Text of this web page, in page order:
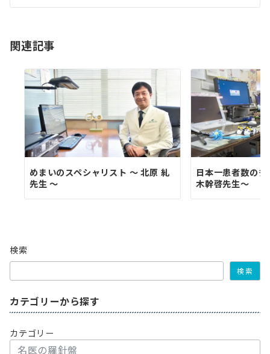
シ
ン
関連記事
めまいのスペシャリスト ～ 北原 糺
先生 ～
日本一患者数の
木幹啓先生～
検索
検索
カテゴリーから探す
カテゴリー